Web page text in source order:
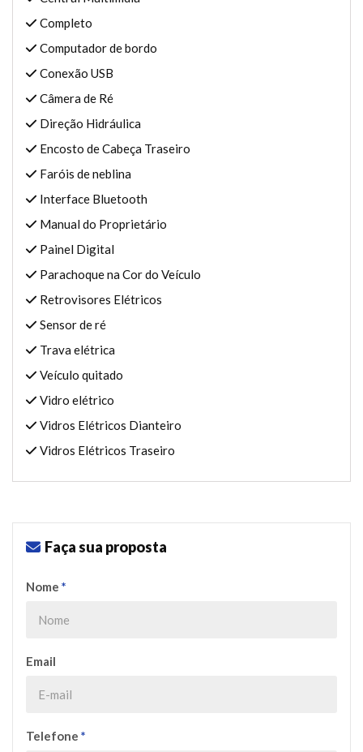
Completo
Computador de bordo
Conexão USB
Câmera de Ré
Direção Hidráulica
Encosto de Cabeça Traseiro
Faróis de neblina
Interface Bluetooth
Manual do Proprietário
Painel Digital
Parachoque na Cor do Veículo
Retrovisores Elétricos
Sensor de ré
Trava elétrica
Veículo quitado
Vidro elétrico
Vidros Elétricos Dianteiro
Vidros Elétricos Traseiro
Faça sua proposta
Nome *
Email
Telefone *